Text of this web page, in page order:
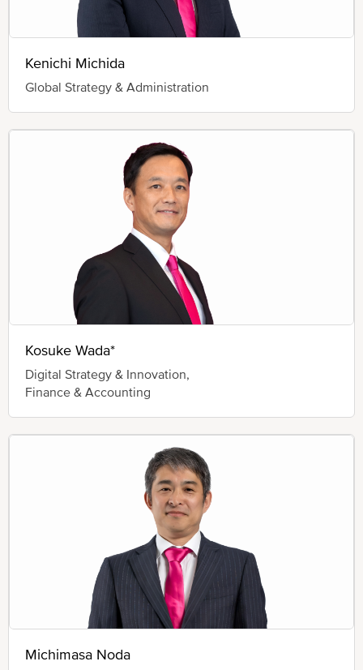
Kenichi Michida
Global Strategy & Administration
Kosuke Wada*
Digital Strategy & Innovation,
Finance & Accounting
Michimasa Noda